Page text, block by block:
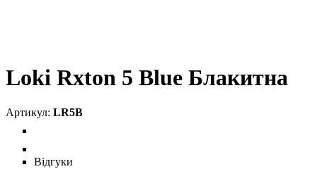
Loki Rxton 5 Blue Блакитна
LR5B
Відгуки